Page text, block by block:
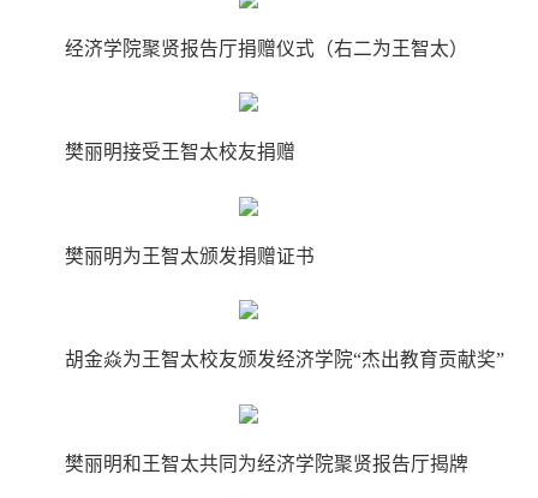
经济学院聚贤报告厅捐赠仪式（右二为王智太）
樊丽明接受王智太校友捐赠
樊丽明为王智太颁发捐赠证书
胡金焱为王智太校友颁发经济学院“杰出教育贡献奖”
樊丽明和王智太共同为经济学院聚贤报告厅揭牌